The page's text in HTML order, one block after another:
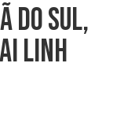
DO SUL,
LINH